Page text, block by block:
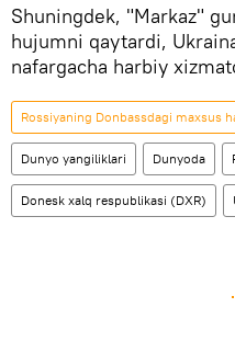
Shuningdek, "Markaz"
hujumni qaytardi,
nafargacha harbiy
Rossiyaning Donbassdagi maxsus
Dunyo yangiliklari Dunyoda
Donesk xalq respublikasi (DXR)